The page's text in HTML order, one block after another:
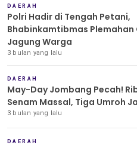
DAERAH
Polri Hadir di Tengah Petani,
Bhabinkamtibmas Plemahan
Jagung Warga
3 bulan yang lalu
DAERAH
May-Day Jombang Pecah!
Senam Massal, Tiga Umroh
3 bulan yang lalu
DAERAH